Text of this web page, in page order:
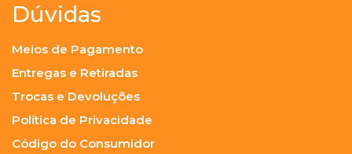
Dúvidas
Meios de Pagamento
Entregas e Retiradas
Trocas e Devoluções
Política de Privacidade
Código do Consumidor